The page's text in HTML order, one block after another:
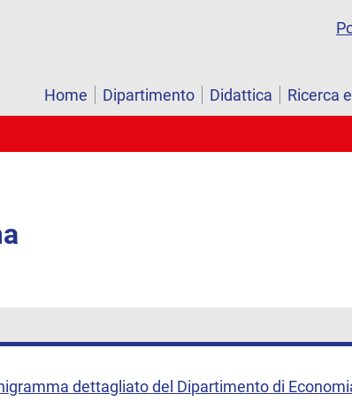
Home Dipartimento Didattica Ricerca
dettagliato del Dipartimento di